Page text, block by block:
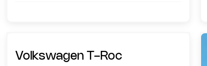
Volkswagen T-Roc